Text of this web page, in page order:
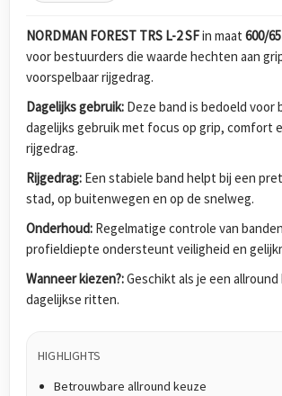
NORDMAN FOREST TRS L-2 SFin maat 600/
voor bestuurders die waarde hechten aan
voorspelbaar rijgedrag.
Dagelijks gebruik: Deze band is bedoeld voor
dagelijks gebruik met focus op grip, comfort
rijgedrag.
Rijgedrag: Een stabiele band helpt bij een
stad, op buitenwegen en op de snelweg.
Onderhoud: Regelmatige controle van
profieldiepte ondersteunt veiligheid en
Wanneer kiezen?:Geschikt als je een
dagelijkse ritten.
HIGHLIGHTS
Betrouwbare allround keuze